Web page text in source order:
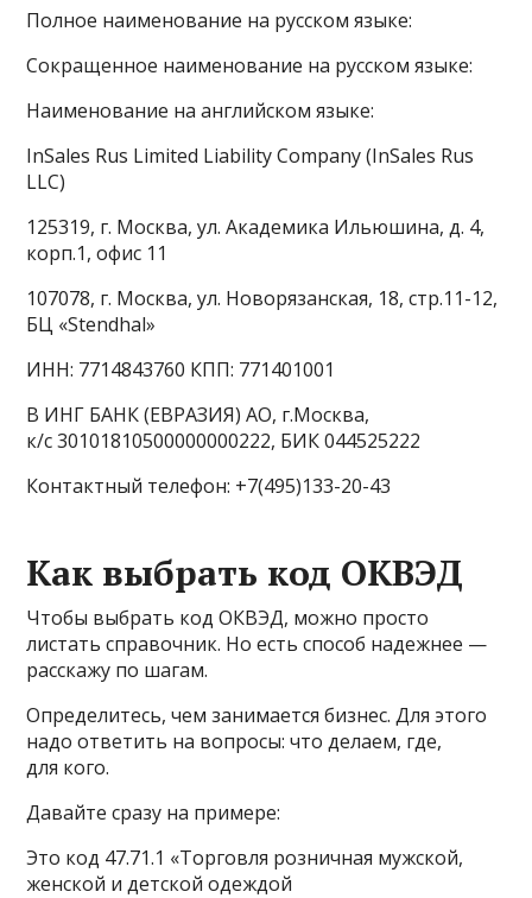
Полное наименование на русском языке:
Сокращенное наименование на русском языке:
Наименование на английском языке:
InSales Rus Limited Liability Company (InSales Rus
LLC)
125319, г. Москва, ул. Академика Ильюшина, д. 4,
корп.1, офис 11
107078, г. Москва, ул. Новорязанская, 18, стр.11-12,
БЦ «Stendhal»
ИНН: 7714843760 КПП: 771401001
В ИНГ БАНК (ЕВРАЗИЯ) АО, г.Москва,
к/с 30101810500000000222, БИК 044525222
Контактный телефон: +7(495)133-20-43
Как выбрать код ОКВЭД
Чтобы выбрать код ОКВЭД, можно просто
листать справочник. Но есть способ надежнее —
расскажу по шагам.
Определитесь, чем занимается бизнес. Для этого
надо ответить на вопросы: что делаем, где,
для кого.
Давайте сразу на примере:
Это код 47.71.1 «Торговля розничная мужской,
женской и детской одеждой